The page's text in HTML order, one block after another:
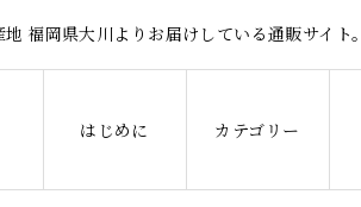
福岡県大川よりお届けしている通販サイト。
はじめに カテゴリー